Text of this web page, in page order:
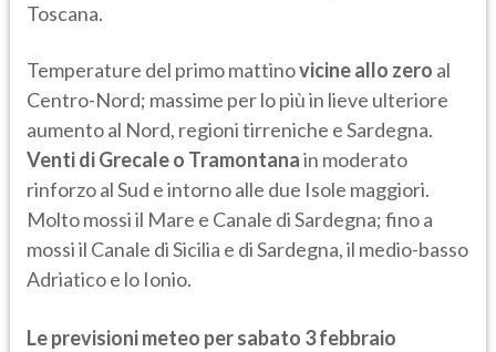
Toscana.
Temperature del primo mattinovicine allo zero al
Centro-Nord; massime per lo più in lieve ulteriore
aumento al Nord, regioni tirreniche e Sardegna.
Venti di Grecale o Tramontanain moderato
rinforzo al Sud e intorno alle due Isole maggiori.
Molto mossi il Mare e Canale di Sardegna; fino a
mossi il Canale di Sicilia e di Sardegna, il medio-basso
Adriatico e lo Ionio.
Le previsioni meteo per sabato 3 febbraio